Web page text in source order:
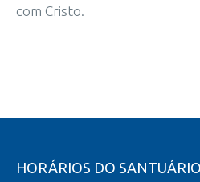
com Cristo.
HORÁRIOS DO SANTUÁRIO